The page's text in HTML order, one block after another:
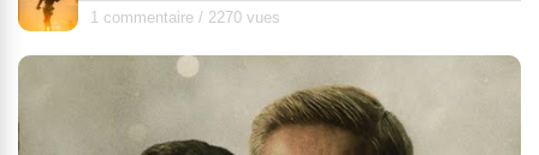
1 commentaire / 2270 vues